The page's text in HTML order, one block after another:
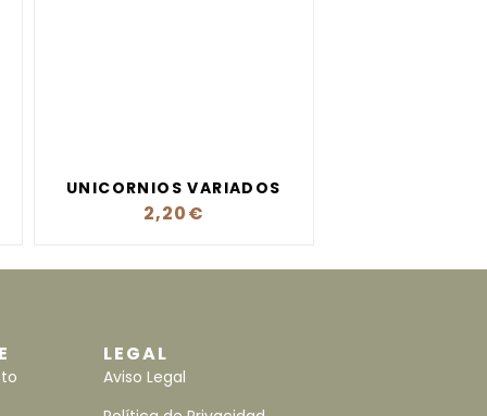
UNICORNIOS VARIADOS
2,20€
LEGAL
Aviso Legal